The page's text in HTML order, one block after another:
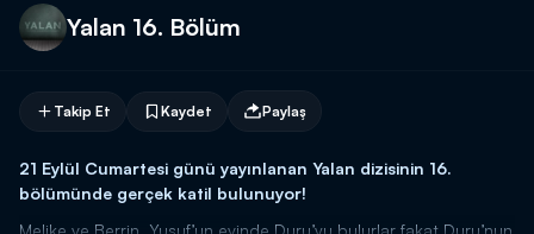
Yalan 16. Bölüm
Takip Et Kaydet Paylaş
21 Eylül Cumartesi günü yayınlanan Yalan dizisinin 16.
bölümünde gerçek katil bulunuyor!
Melike ve Berrin, Yusuf’un evinde Duru’yu bulurlar fakat Duru’nun